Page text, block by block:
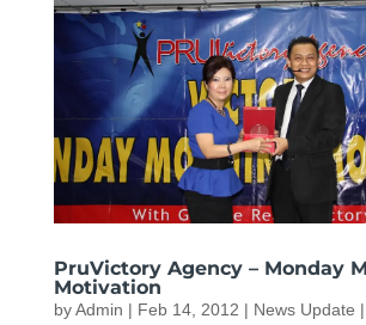
PruVictory Agency – Monday
Motivation
byAdmin | Feb 14, 2012 | News Update |